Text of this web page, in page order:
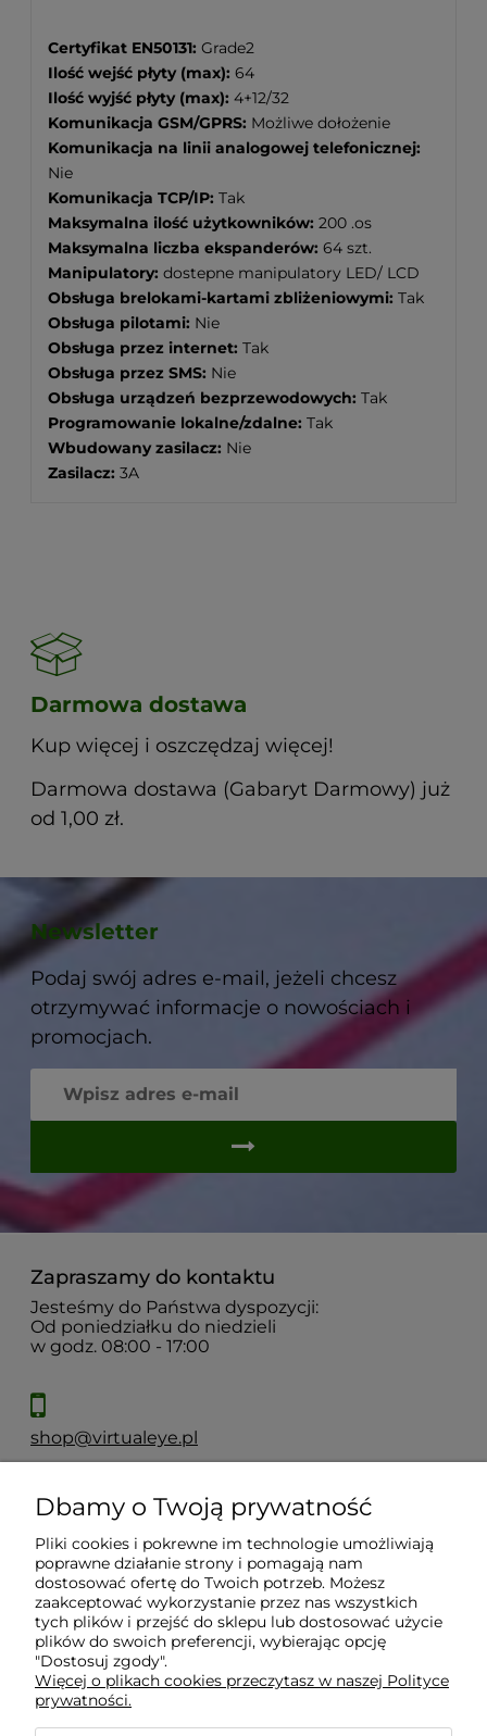
Certyfikat EN50131: Grade2
Ilość wejść płyty (max): 64
Ilość wyjść płyty (max): 4+12/32
Komunikacja GSM/GPRS: Możliwe dołożenie
Komunikacja na linii analogowej telefonicznej:
Nie
Komunikacja TCP/IP: Tak
Maksymalna ilość użytkowników: 200 .os
Maksymalna liczba ekspanderów: 64 szt.
Manipulatory: dostepne manipulatory LED/ LCD
Obsługa brelokami-kartami zbliżeniowymi: Tak
Obsługa pilotami: Nie
Obsługa przez internet: Tak
Obsługa przez SMS: Nie
Obsługa urządzeń bezprzewodowych: Tak
Programowanie lokalne/zdalne: Tak
Wbudowany zasilacz: Nie
Zasilacz: 3A
Darmowa dostawa
Kup więcej i oszczędzaj więcej!
Darmowa dostawa (Gabaryt Darmowy) już
od 1,00 zł.
Newsletter
Podaj swój adres e-mail, jeżeli chcesz
otrzymywać informacje o nowościach i
promocjach.
Zapraszamy do kontaktu
Jesteśmy do Państwa dyspozycji:
Od poniedziałku do niedzieli
w godz. 08:00 - 17:00
shop@virtualeye.pl
Moje konto
Płatności i dostawa
Informacje
O nas
Dbamy o Twoją prywatność
Pliki cookies i pokrewne im technologie umożliwiają
poprawne działanie strony i pomagają nam
dostosować ofertę do Twoich potrzeb. Możesz
zaakceptować wykorzystanie przez nas wszystkich
tych plików i przejść do sklepu lub dostosować użycie
plików do swoich preferencji, wybierając opcję
"Dostosuj zgody".
Więcej o plikach cookies przeczytasz w naszej Polityce
prywatności.